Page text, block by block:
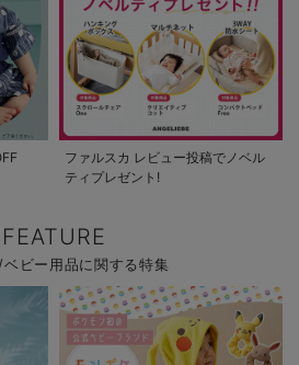
ファルスカ レビュー投稿でノベル
ティプレゼント!
FEATURE
ビー用品に関する特集